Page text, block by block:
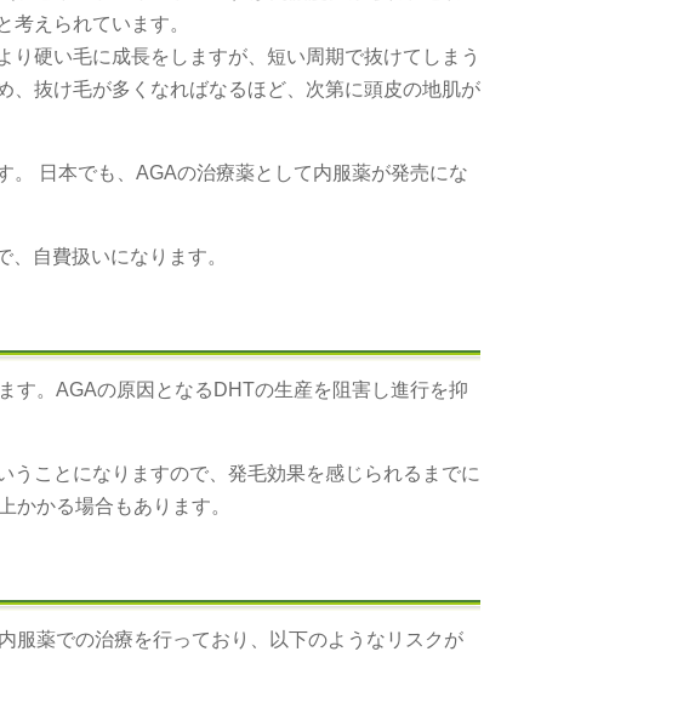
考えられています。
り硬い毛に成長をしますが、短い周期で抜けてしまう
、抜け毛が多くなればなるほど、次第に頭皮の地肌が
。 日本でも、AGAの治療薬として内服薬が発売にな
自費扱いになります。
す。AGAの原因となるDHTの生産を阻害し進行を抑
ことになりますので、発毛効果を感じられるまでに
かかる場合もあります。
服薬での治療を行っており、以下のようなリスクが